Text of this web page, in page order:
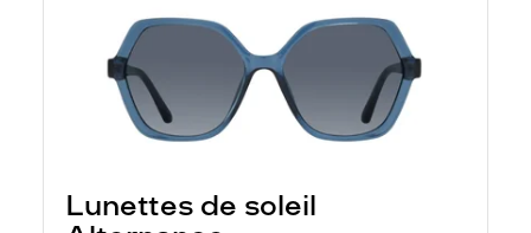
Lunettes de soleil